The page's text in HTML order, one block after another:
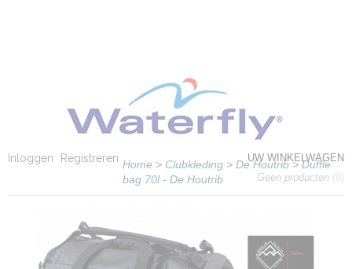
Inloggen Registreren
UW WINKELWAGEN
Geen producten (0)
Home > Clubkleding > De Houtrib>Duffle
bag 70l - De Houtrib